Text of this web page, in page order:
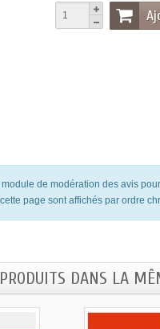
de modération des avis
page sont affichés par ordre
DANS LA